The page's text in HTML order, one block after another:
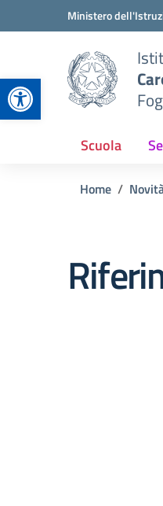
Apri la barra
Vai ai contenuti
Vai al menu di navigazione
Ministero
Scuola
Home